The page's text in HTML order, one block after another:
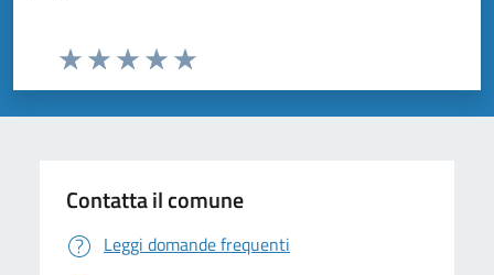
Valuta da 1 a 5 stelle la pagina
Valuta 5 stelle su 5
Valuta 4 stelle su 5
Valuta 3 stelle su 5
Valuta 2 stelle su 5
Valuta 1 stelle su 5
Contatta il comune
Leggi domande frequenti